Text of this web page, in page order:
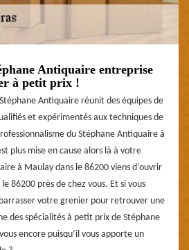
Antiquaire entreprise
à petit prix !
Antiquaire réunit des équipes de
et expérimentés aux techniques de
du Stéphane Antiquaire à
plus mise en cause alors là à votre
à Maulay dans le 86200 viens d’ouvrir
86200 près de chez vous. Et si vous
votre grenier pour retrouver une
des spécialités à petit prix de Stéphane
encore puisqu’il vous apporte un